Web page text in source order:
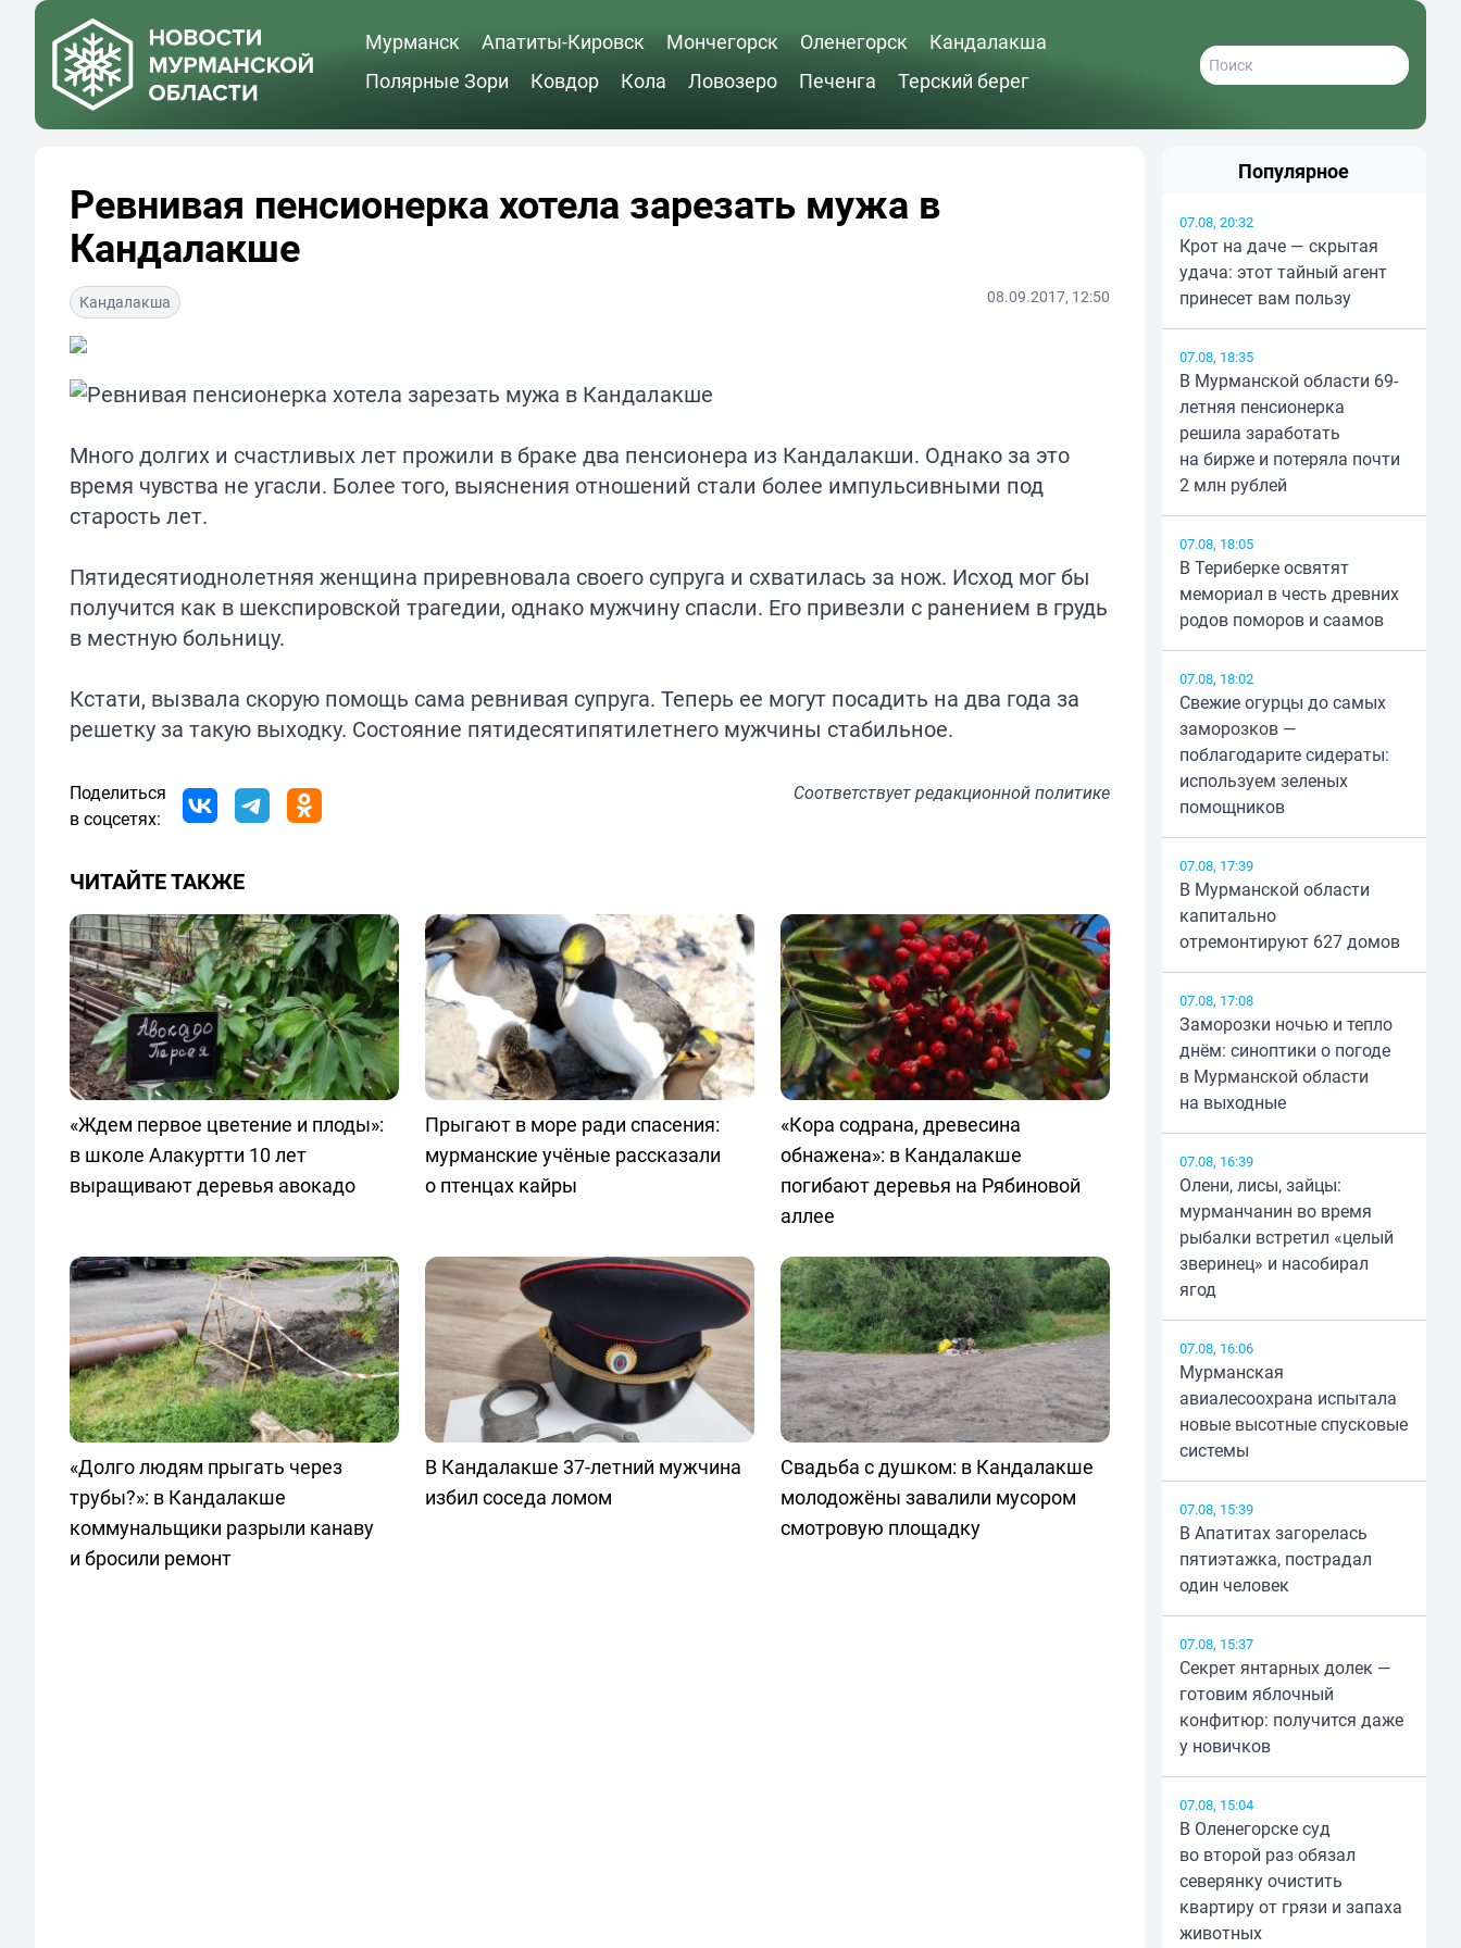
Мурманск Апатиты-Кировск Мончегорск Оленегорск
Кандалакша
Полярные Зори
Ковдор Кола Ловозеро Печенга Терский берег
Ревнивая пенсионерка хотела зарезать мужа в
Кандалакше
Кандалакша 08.09.2017, 12:50
Много долгих и счастливых лет прожили в браке два пенсионера из Кандалакши. Однако за это
время чувства не угасли. Более того, выяснения отношений стали более импульсивными под
старость лет.
Пятидесятиоднолетняя женщина приревновала своего супруга и схватилась за нож. Исход мог бы
получится как в шекспировской трагедии, однако мужчину спасли. Его привезли с ранением в грудь
в местную больницу.
Кстати, вызвала скорую помощь сама ревнивая супруга. Теперь ее могут посадить на два года за
решетку за такую выходку. Состояние пятидесятипятилетнего мужчины стабильное.
Поделиться
в соцсетях:
Соответствуетредакционной политике
ЧИТАЙТЕ ТАКЖЕ
«Ждем первое цветение и плоды»:
в школе Алакуртти 10 лет
выращивают деревья авокадо
Прыгают в море ради спасения:
мурманские учёные рассказали
о птенцах кайры
«Кора содрана, древесина
обнажена»: в Кандалакше
погибают деревья на Рябиновой
аллее
«Долго людям прыгать через
трубы?»: в Кандалакше
коммунальщики разрыли канаву
и бросили ремонт
В Кандалакше 37-летний мужчина
избил соседа ломом
Свадьба с душком: в Кандалакше
молодожёны завалили мусором
смотровую площадку
Популярное
07.08, 20:32
Крот на даче — скрытая
удача: этот тайный агент
принесет вам пользу
07.08, 18:35
В Мурманской области 69-
летняя пенсионерка
решила заработать
на бирже и потеряла почти
2 млн рублей
07.08, 18:05
В Териберке освятят
мемориал в честь древних
родов поморов и саамов
07.08, 18:02
Свежие огурцы до самых
заморозков —
поблагодарите сидераты:
используем зеленых
помощников
07.08, 17:39
В Мурманской области
капитально
отремонтируют 627 домов
07.08, 17:08
Заморозки ночью и тепло
днём: синоптики о погоде
в Мурманской области
на выходные
07.08, 16:39
Олени, лисы, зайцы:
мурманчанин во время
рыбалки встретил «целый
зверинец» и насобирал
ягод
07.08, 16:06
Мурманская
авиалесоохрана испытала
новые высотные спусковые
системы
07.08, 15:39
В Апатитах загорелась
пятиэтажка, пострадал
один человек
07.08, 15:37
Секрет янтарных долек —
готовим яблочный
конфитюр: получится даже
у новичков
07.08, 15:04
В Оленегорске суд
во второй раз обязал
северянку очистить
квартиру от грязи и запаха
животных